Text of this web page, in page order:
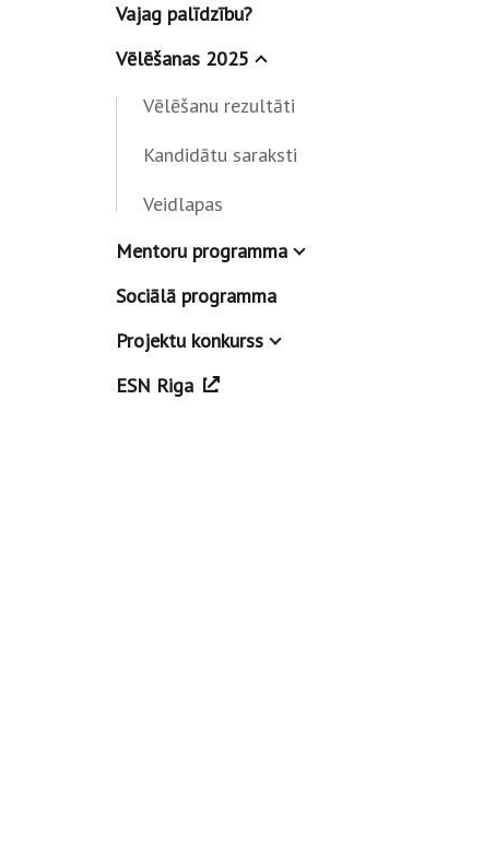
Vajag palīdzību?
Vēlēšanas 2025
Vēlēšanu rezultāti
Kandidātu saraksti
Veidlapas
Mentoru programma
Sociālā programma
Projektu konkurss
ESN Riga